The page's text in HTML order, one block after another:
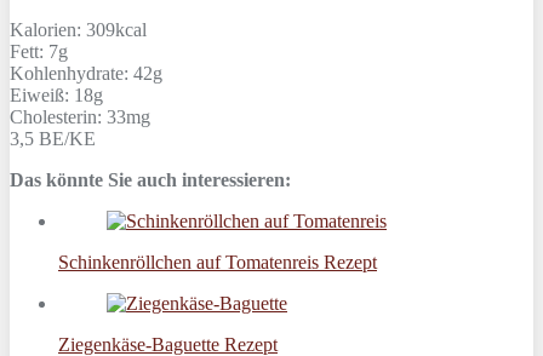
Kalorien: 309kcal
Fett: 7g
Kohlenhydrate: 42g
Eiweiß: 18g
Cholesterin: 33mg
3,5 BE/KE
Das könnte Sie auch interessieren:
Schinkenröllchen auf Tomatenreis Rezept
Ziegenkäse-Baguette Rezept